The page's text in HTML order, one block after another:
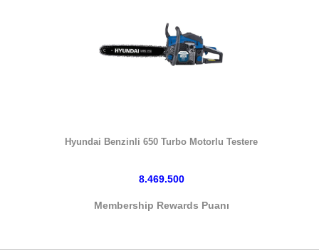
Hyundai Benzinli 650 Turbo Motorlu Testere
8.469.500
Membership Rewards Puanı